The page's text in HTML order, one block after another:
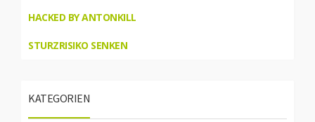
HACKED BY ANTONKILL
STURZRISIKO SENKEN
KATEGORIEN